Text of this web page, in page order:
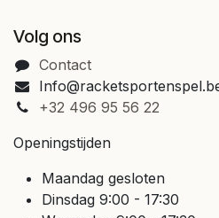
Volg ons
Contact
+32 496 95 56 22
Openingstijden
Maandag gesloten
Dinsdag 9:00 - 17:30